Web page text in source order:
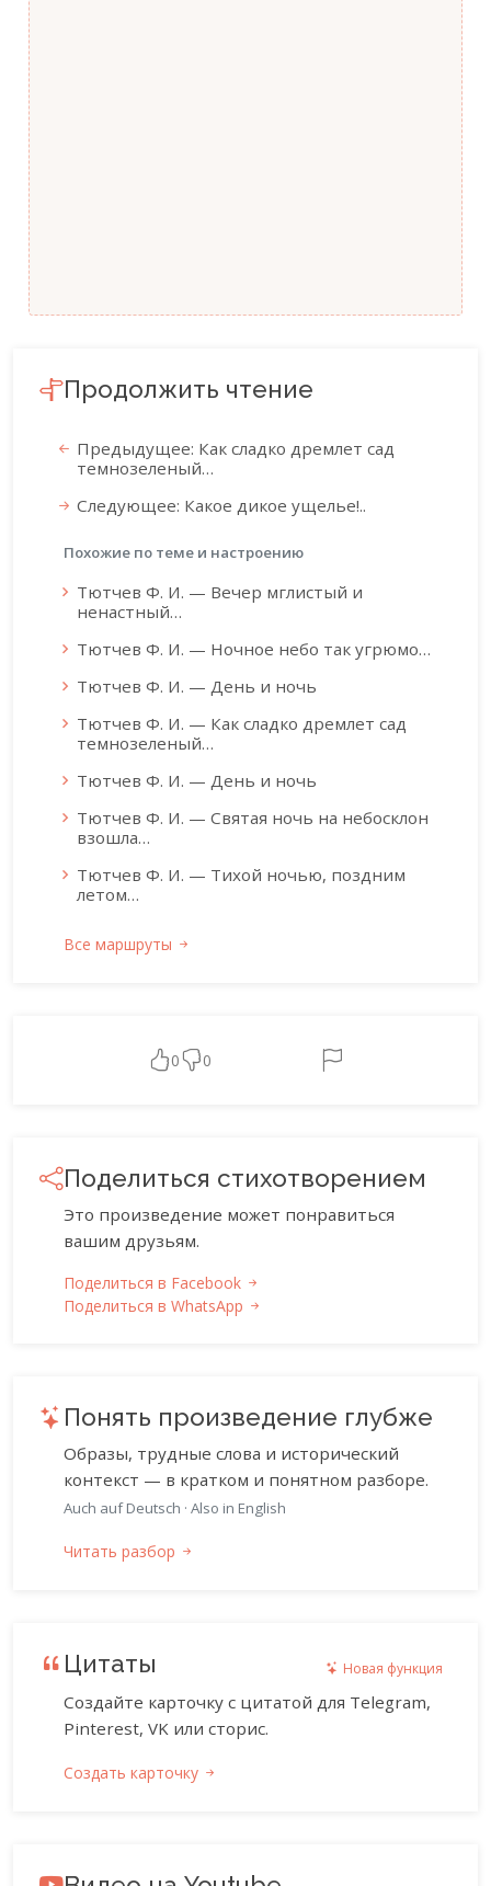
Продолжить чтение
Предыдущее: Как сладко дремлет сад
темнозеленый…
Следующее: Какое дикое ущелье!..
Похожие по теме и настроению
Тютчев Ф. И. — Вечер мглистый и
ненастный…
Тютчев Ф. И. — Ночное небо так угрюмо…
Тютчев Ф. И. — День и ночь
Тютчев Ф. И. — Как сладко дремлет сад
темнозеленый…
Тютчев Ф. И. — День и ночь
Тютчев Ф. И. — Святая ночь на небосклон
взошла…
Тютчев Ф. И. — Тихой ночью, поздним
летом…
Все маршруты
0 0
Поделиться стихотворением
Это произведение может понравиться
вашим друзьям.
Поделиться в Facebook
Поделиться в WhatsApp
Понять произведение глубже
Образы, трудные слова и исторический
контекст — в кратком и понятном разборе.
Auch auf Deutsch · Also in English
Читать разбор
Цитаты Новая функция
Создайте карточку с цитатой для Telegram,
Pinterest, VK или сторис.
Создать карточку